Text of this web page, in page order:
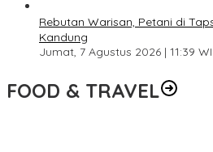
Rebutan Warisan, Petani di
Kandung
Jumat, 7 Agustus 2026 | 11:39
FOOD & TRAVEL